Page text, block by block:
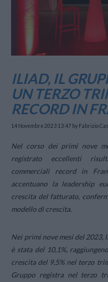
ILIAD, IL
UN TERZO
RECORD IN
14 Novembre 2023 13:47 by Fabrizio
Nel corso dei primi nove
registrato eccellenti
commerciali record in
accentuano la leadership
crescita del fatturato,
modello di crescita.
Nei primi nove mesi del
è stata del 10,1%,
crescita del 9,5% nel terzo
Gruppo registra nel terzo